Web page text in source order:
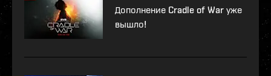
Дополнение Cradle of War уже
вышло!